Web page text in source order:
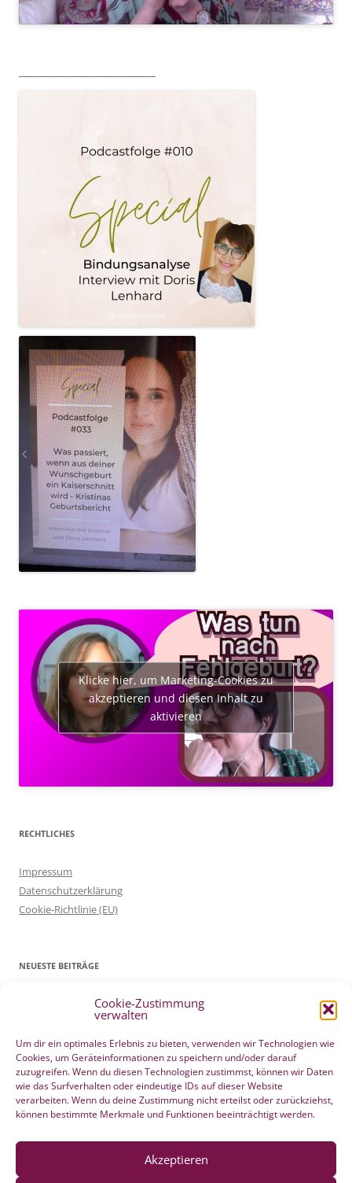
Cookie-Zustimmung
verwalten
Um dir ein optimales Erlebnis zu bieten, verwenden wir Technologien wie
Cookies, um Geräteinformationen zu speichern und/oder darauf
zuzugreifen. Wenn du diesen Technologien zustimmst, können wir Daten
wie das Surfverhalten oder eindeutige IDs auf dieser Website
verarbeiten. Wenn du deine Zustimmung nicht erteilst oder zurückziehst,
können bestimmte Merkmale und Funktionen beeinträchtigt werden.
Akzeptieren
Klicke hier, um Marketing-Cookies zu
akzeptieren und diesen Inhalt zu
aktivieren
RECHTLICHES
Impressum
Datenschutzerklärung
Cookie-Richtlinie (EU)
NEUESTE BEITRÄGE
Patientenverfügung Geburt vertreten in WELTWOCHE DER GEBURT
Filmtipp – Die sichere Geburt 19. Mai 2021
Integration eigener Erfahrungen aus der Pränatalzeit 10. März 2021
VBA2C – Erfahrung 8. Februar 2020
Berührender wunderschöner Geburtserfahrungsbericht von Laura
Maria Seiler
22. Dezember 2019